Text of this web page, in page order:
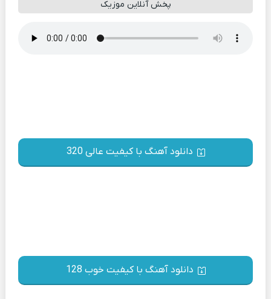
پخش آنلاین موزیک
دانلود آهنگ با کیفیت عالی 320
دانلود آهنگ با کیفیت خوب 128